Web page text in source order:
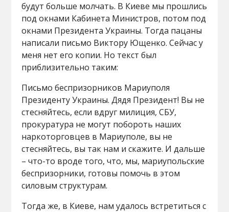
будут больше молчать. В Киеве мы прошлись
под окнами Кабинета Министров, потом под
окнами Президента Украины. Тогда пацаны
написали письмо Виктору Ющенко. Сейчас у
меня нет его копии. Но текст был
приблизительно таким:
Письмо беспризорников Мариуполя
Президенту Украины. Дядя Президент! Вы не
стесняйтесь, если вдруг милиция, СБУ,
прокуратура не могут побороть наших
наркоторговцев в Мариуполе, вы не
стесняйтесь, вы так нам и скажите. И дальше
– что-то вроде того, что, мы, мариупольские
беспризорники, готовы помочь в этом
силовым структурам.
Тогда же, в Киеве, нам удалось встретиться с